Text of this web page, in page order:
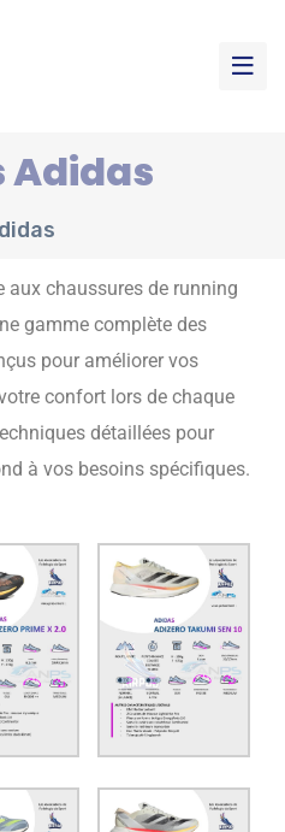
Adidas
aux chaussures de running
gamme complète des
pour améliorer vos
confort lors de chaque
détaillées pour
à vos besoins spécifiques.